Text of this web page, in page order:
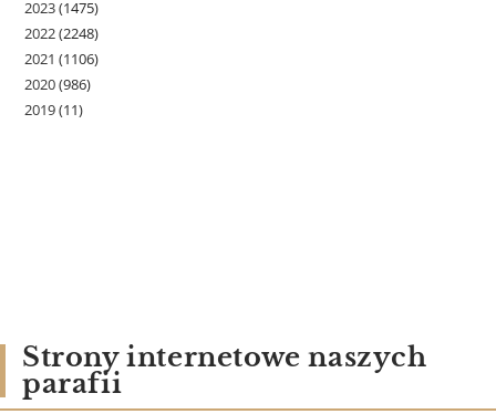
2023(1475)
2022(2248)
2021 (1106)
2020(986)
2019(11)
Strony internetowe naszych
parafii